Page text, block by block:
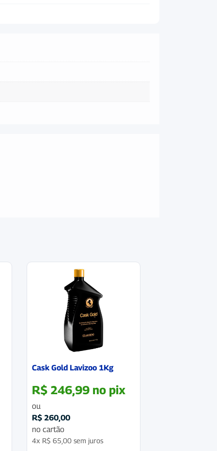
Cask Gold Lavizoo 1Kg
R$ 246,99 no pix
ou
R$ 260,00
no cartão
4x R$ 65,00 sem juros